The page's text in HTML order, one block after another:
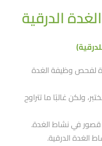
الدرقية
لفحص وظيفة الغدة
ولكن غالبًا ما تتراوح